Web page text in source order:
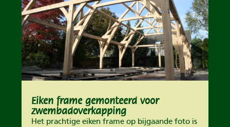
Eiken frame gemonteerd voor
zwembadoverkapping
Het prachtige eiken frame op bijgaande foto is